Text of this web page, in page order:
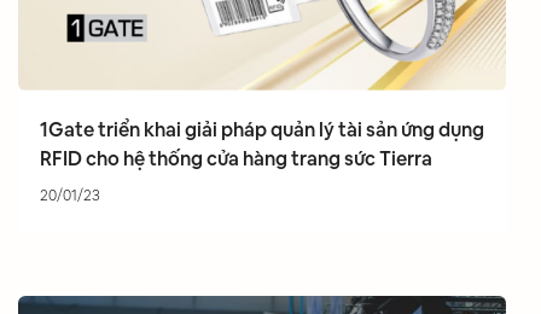
1Gate triển khai giải pháp quản lý tài sản ứng dụng
RFID cho hệ thống cửa hàng trang sức Tierra
20/01/23